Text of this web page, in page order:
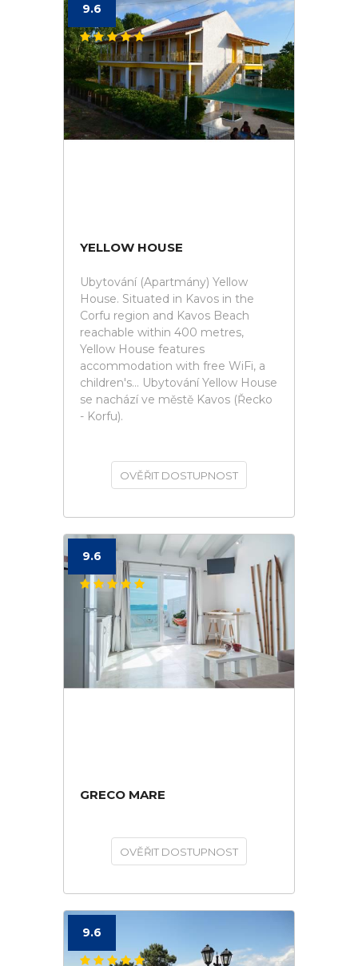
9.6
YELLOW HOUSE
Ubytování (Apartmány) Yellow
House. Situated in Kavos in the
Corfu region and Kavos Beach
reachable within 400 metres,
Yellow House features
accommodation with free WiFi, a
children's... Ubytování Yellow House
se nachází ve městě Kavos (Řecko
- Korfu).
OVĚŘIT DOSTUPNOST
9.6
GRECO MARE
OVĚŘIT DOSTUPNOST
9.6